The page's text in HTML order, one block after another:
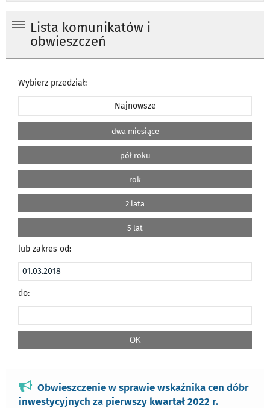
Lista komunikatów i
obwieszczeń
Wybierz przedział:
Najnowsze
dwa miesiące
pół roku
rok
2 lata
5 lat
lub zakres od:
do:
Obwieszczenie w sprawie wskaźnika cen dóbr
inwestycyjnych za pierwszy kwartał 2022 r.